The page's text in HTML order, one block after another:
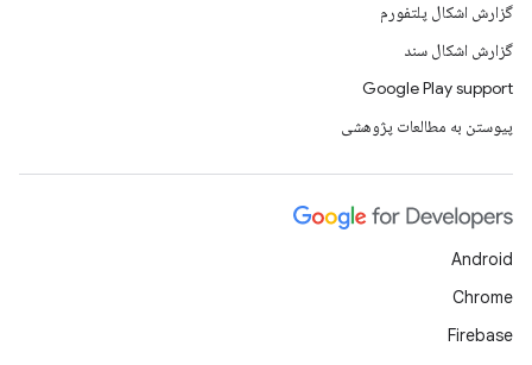
گزارش اشکال پلتفورم
گزارش اشکال سند
Google Play support
پیوستن به مطالعات پژوهشی
Android
Chrome
Firebase